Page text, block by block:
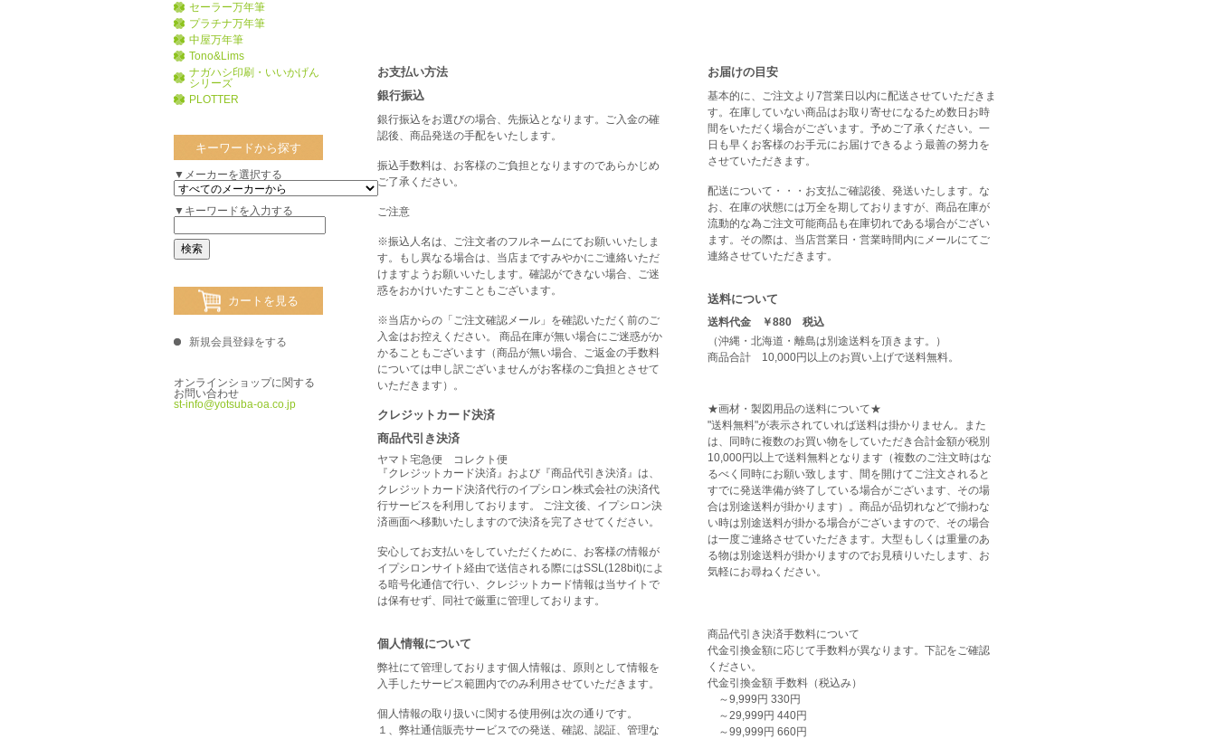
セーラー万年筆
プラチナ万年筆
中屋万年筆
Tono&Lims
ナガハシ印刷・いいかげん
シリーズ
PLOTTER
キーワードから探す
▼メーカーを選択する
▼キーワードを入力する
カートを見る
新規会員登録をする
オンラインショップに関する
お問い合わせ
st-info@yotsuba-oa.co.jp
お支払い方法
銀行振込
銀行振込をお選びの場合、先振込となります。ご入金の確
認後、商品発送の手配をいたします。
振込手数料は、お客様のご負担となりますのであらかじめ
ご了承ください。
ご注意
※振込人名は、ご注文者のフルネームにてお願いいたしま
す。もし異なる場合は、当店まですみやかにご連絡いただ
けますようお願いいたします。確認ができない場合、ご迷
惑をおかけいたすこともございます。
※当店からの「ご注文確認メール」を確認いただく前のご
入金はお控えください。 商品在庫が無い場合にご迷惑がか
かることもございます（商品が無い場合、ご返金の手数料
については申し訳ございませんがお客様のご負担とさせて
いただきます）。
クレジットカード決済
商品代引き決済
ヤマト宅急便 コレクト便
『クレジットカード決済』および『商品代引き決済』は、
クレジットカード決済代行のイプシロン株式会社の決済代
行サービスを利用しております。 ご注文後、イプシロン決
済画面へ移動いたしますので決済を完了させてください。
安心してお支払いをしていただくために、お客様の情報が
イプシロンサイト経由で送信される際にはSSL(128bit)によ
る暗号化通信で行い、クレジットカード情報は当サイトで
は保有せず、同社で厳重に管理しております。
個人情報について
弊社にて管理しております個人情報は、原則として情報を
入手したサービス範囲内でのみ利用させていただきます。
個人情報の取り扱いに関する使用例は次の通りです。
１、弊社通信販売サービスでの発送、確認、認証、管理な
お届けの目安
基本的に、ご注文より7営業日以内に配送させていただきま
す。在庫していない商品はお取り寄せになるため数日お時
間をいただく場合がございます。予めご了承ください。一
日も早くお客様のお手元にお届けできるよう最善の努力を
させていただきます。
配送について・・・お支払ご確認後、発送いたします。な
お、在庫の状態には万全を期しておりますが、商品在庫が
流動的な為ご注文可能商品も在庫切れである場合がござい
ます。その際は、当店営業日・営業時間内にメールにてご
連絡させていただきます。
送料について
送料代金 ￥880 税込
（沖縄・北海道・離島は別途送料を頂きます。）
商品合計 10,000円以上のお買い上げで送料無料。
★画材・製図用品の送料について★
"送料無料"が表示されていれば送料は掛かりません。また
は、同時に複数のお買い物をしていただき合計金額が税別
10,000円以上で送料無料となります（複数のご注文時はな
るべく同時にお願い致します、間を開けてご注文されると
すでに発送準備が終了している場合がございます、その場
合は別途送料が掛かります）。商品が品切れなどで揃わな
い時は別途送料が掛かる場合がございますので、その場合
は一度ご連絡させていただきます。大型もしくは重量のあ
る物は別途送料が掛かりますのでお見積りいたします、お
気軽にお尋ねください。
商品代引き決済手数料について
代金引換金額に応じて手数料が異なります。下記をご確認
ください。
代金引換金額 手数料（税込み）
～9,999円 330円
～29,999円 440円
～99,999円 660円